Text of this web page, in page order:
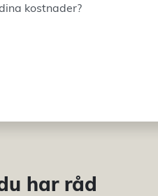
kostnader?
har råd